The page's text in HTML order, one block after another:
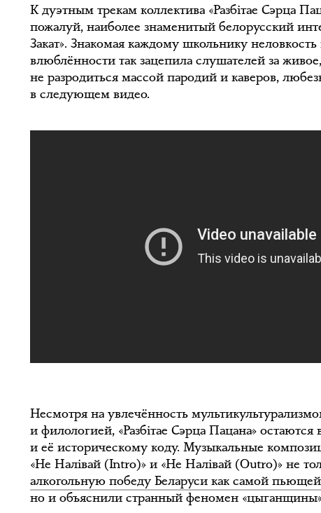
К дуэтным трекам коллектива «Разбiтае Сэрца
пожалуй, наиболее знаменитый белорусский
Закат». Знакомая каждому школьнику
влюблённости так зацепила слушателей за
не разродиться массой пародий и каверов,
в следующем видео.
Несмотря на увлечённость
и филологией, «Разбiтае Сэрца Пацана»
и её историческому коду. Музыкальные
«Не Налiвай (Intro)» и «Не Налiвай (Outro)» не
алкогольную победу Беларуси как самой
но и объяснили странный феномен